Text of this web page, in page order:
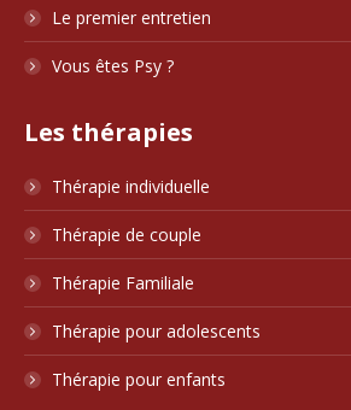
Le premier entretien
Vous êtes Psy ?
Les thérapies
Thérapie individuelle
Thérapie de couple
Thérapie Familiale
Thérapie pour adolescents
Thérapie pour enfants